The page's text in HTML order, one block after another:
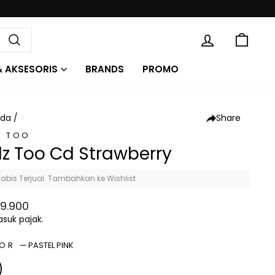
Cari
MASUK
AKSESORIS BRANDS PROMO
/ Share
TOO
Too Cd Strawberry
Terjual. Tambahkan ke Wishlist
pajak.
—PASTEL PINK